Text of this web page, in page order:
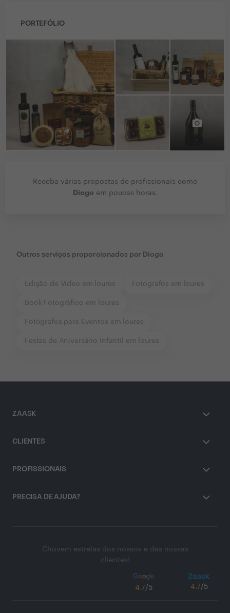
PORTEFÓLIO
Receba várias propostas de profissionais como
Diogo em poucas horas.
Outros serviços proporcionados por Diogo
Edição de Vídeo em loures Fotografos em loures
Book Fotográfico em loures
Fotógrafos para Eventos em loures
Festas de Aniversário Infantil em loures
ZAASK
CLIENTES
PROFISSIONAIS
PRECISA DE AJUDA?
Chovem estrelas dos nossos e das nossas
clientes!
4.7/5 4.7/5